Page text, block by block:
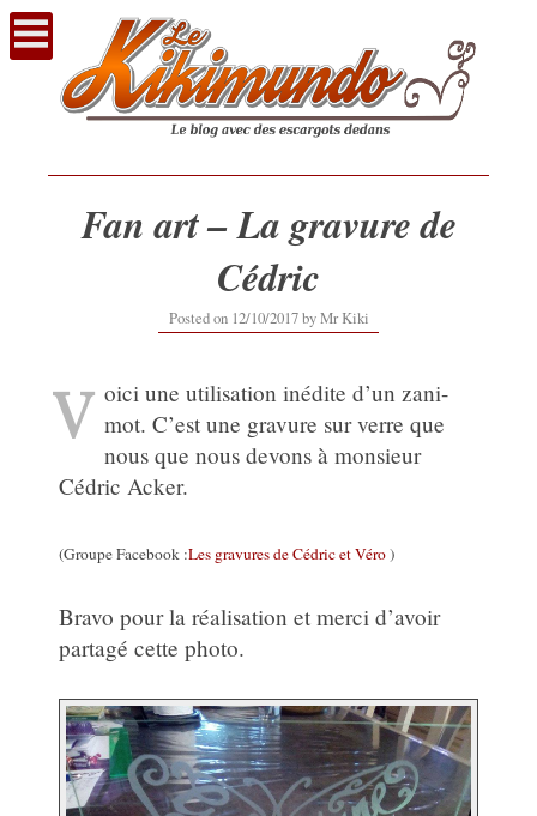
Voir
contenu
Fan art – La gravure de
Cédric
Posted on 12/10/2017byMr Kiki
V oici une utilisation inédite d’un zani-
mot. C’est une gravure sur verre que
nous que nous devons à monsieur
Cédric Acker.
(Groupe Facebook :Les gravures de Cédric et Véro)
Bravo pour la réalisation et merci d’avoir
partagé cette photo.